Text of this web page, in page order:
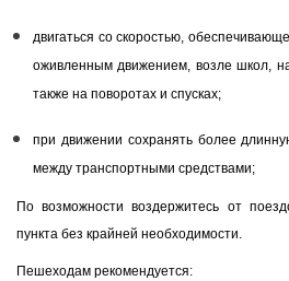
двигаться со скоростью,
оживленным движением, возле школ,
также на поворотах и спусках;
при движении сохранять более
между транспортными средствами;
По возможности воздержитесь от
пункта без крайней необходимости.
Пешеходам рекомендуется: